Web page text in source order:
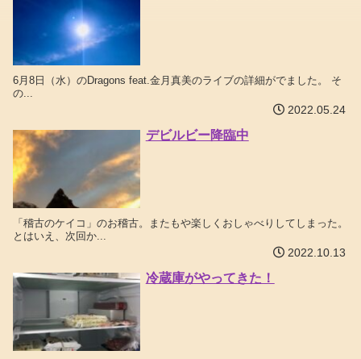
6月8日（水）のDragons feat.金月真美のライブの詳細がでました。 そ
の...
2022.05.24
デビルビー降臨中
「稽古のケイコ」のお稽古。またもや楽しくおしゃべりしてしまった。
とはいえ、次回か...
2022.10.13
冷蔵庫がやってきた！